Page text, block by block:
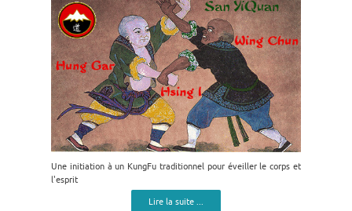
Une initiation à un KungFu traditionnel pour éveiller le corps et
l'esprit
Lire la suite ...